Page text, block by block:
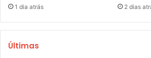
1 dia atrás 2 dias
Últimas